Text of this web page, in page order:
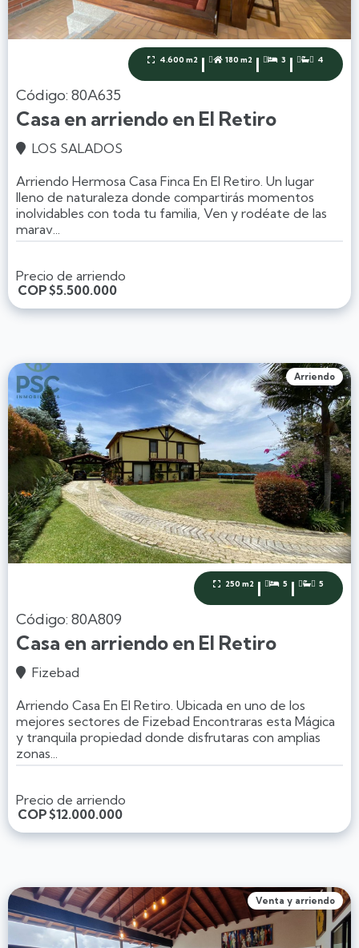
 4.600 m2 |  180 m2 |  3 |  4
Código: 80A635
Casa en arriendo en El Retiro
 LOS SALADOS
Arriendo Hermosa Casa Finca En El Retiro. Un lugar
lleno de naturaleza donde compartirás momentos
inolvidables con toda tu familia, Ven y rodéate de las
marav...
Precio de arriendo
COP$5.500.000
Arriendo
 250 m2 |  5 |  5
Código: 80A809
Casa en arriendo en El Retiro
 Fizebad
Arriendo Casa En El Retiro. Ubicada en uno de los
mejores sectores de Fizebad Encontraras esta Mágica
y tranquila propiedad donde disfrutaras con amplias
zonas...
Precio de arriendo
COP$12.000.000
Venta y arriendo